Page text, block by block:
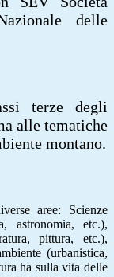
delle
terze degli
alle tematiche
montano.
aree: Scienze
astronomia, etc.),
pittura, etc.),
(urbanistica,
ha sulla vita delle